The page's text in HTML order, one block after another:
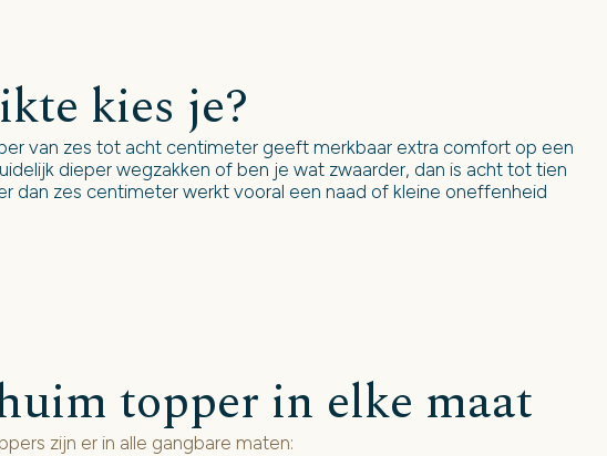
kies je?
van zes tot acht centimeter geeft merkbaar extra comfort op een
dieper wegzakken of ben je wat zwaarder, dan is acht tot tien
dan zes centimeter werkt vooral een naad of kleine oneffenheid
topper in elke maat
zijn er in alle gangbare maten: